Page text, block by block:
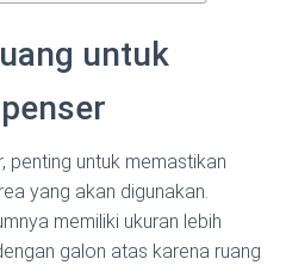
untuk
penting untuk memastikan
yang akan digunakan.
memiliki ukuran lebih
galon atas karena ruang